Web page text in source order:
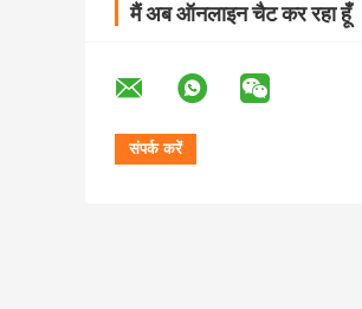
मैं अब ऑनलाइन चैट कर रहा हूँ